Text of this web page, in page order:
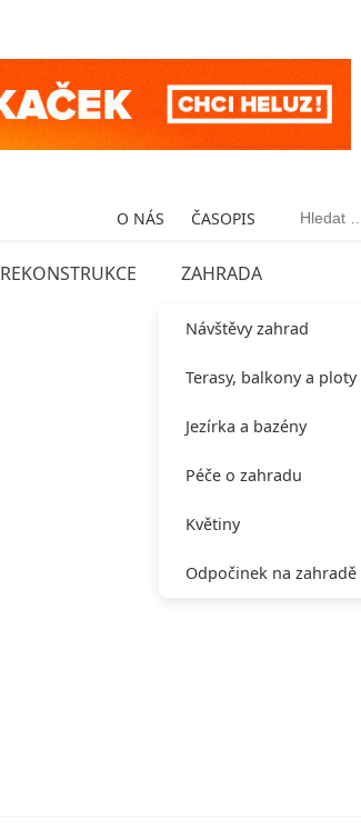
O NÁS ČASOPIS
REKONSTRUKCE ZAHRADA
Návštěvy zahrad
Terasy, balkony a ploty
Jezírka a bazény
Péče o zahradu
Květiny
Odpočinek na zahradě